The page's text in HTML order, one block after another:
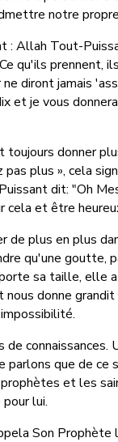
notre
: Allah Tout-
qu'ils
diront jamais
et je vous
donner
plus », cela
dit: "Oh
et être
de plus en plus
qu'une
sa taille, elle
donne
de
que de
et les
lui.
Son